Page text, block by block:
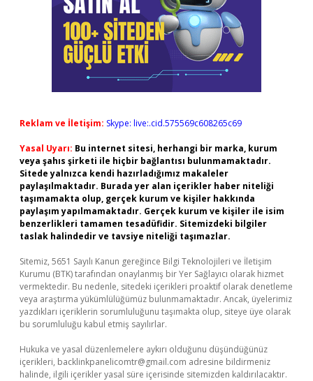
Reklam ve İletişim: Skype: live:.cid.575569c608265c69
Yasal Uyarı: Bu internet sitesi, herhangi bir marka, kurum
veya şahıs şirketi ile hiçbir bağlantısı bulunmamaktadır.
Sitede yalnızca kendi hazırladığımız makaleler
paylaşılmaktadır. Burada yer alan içerikler haber niteliği
taşımamakta olup, gerçek kurum ve kişiler hakkında
paylaşım yapılmamaktadır. Gerçek kurum ve kişiler ile isim
benzerlikleri tamamen tesadüfidir. Sitemizdeki bilgiler
taslak halindedir ve tavsiye niteliği taşımazlar.
Sitemiz, 5651 Sayılı Kanun gereğince Bilgi Teknolojileri ve İletişim
Kurumu (BTK) tarafından onaylanmış bir Yer Sağlayıcı olarak hizmet
vermektedir. Bu nedenle, sitedeki içerikleri proaktif olarak denetleme
veya araştırma yükümlülüğümüz bulunmamaktadır. Ancak, üyelerimiz
yazdıkları içeriklerin sorumluluğunu taşımakta olup, siteye üye olarak
bu sorumluluğu kabul etmiş sayılırlar.
Hukuka ve yasal düzenlemelere aykırı olduğunu düşündüğünüz
içerikleri, backlinkpanelicomtr@gmail.com adresine bildirmeniz
halinde, ilgili içerikler yasal süre içerisinde sitemizden kaldırılacaktır.